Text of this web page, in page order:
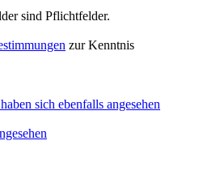
sind Pflichtfelder.
zur Kenntnis
sich ebenfalls angesehen